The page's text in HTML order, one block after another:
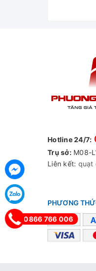
Hotline 24/7:
Trụ sở:M08-
Liên kết: quạt
PHƯƠNG
0866 766 006